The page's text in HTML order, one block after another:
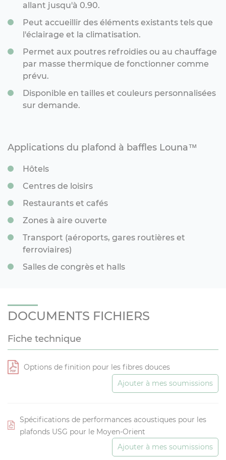
allant jusqu'à 0.90.
Peut accueillir des éléments existants tels que
l'éclairage et la climatisation.
Permet aux poutres refroidies ou au chauffage
par masse thermique de fonctionner comme
prévu.
Disponible en tailles et couleurs personnalisées
sur demande.
Applications du plafond à baffles Louna™
Hôtels
Centres de loisirs
Restaurants et cafés
Zones à aire ouverte
Transport (aéroports, gares routières et
ferroviaires)
Salles de congrès et halls
DOCUMENTS FICHIERS
Fiche technique
Options de finition pour les fibres douces
Ajouter à mes soumissions
Spécifications de performances acoustiques pour les
plafonds USG pour le Moyen-Orient
Ajouter à mes soumissions